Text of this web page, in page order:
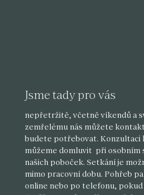
Jsme tady pro vás
nepřetržitě, včetně víkendů a
zemřelému nás můžete
budete potřebovat. Konzultaci
můžeme domluvit při osobním
našich poboček. Setkání je
mimo pracovní dobu. Pohřeb
online nebo po telefonu, pokud